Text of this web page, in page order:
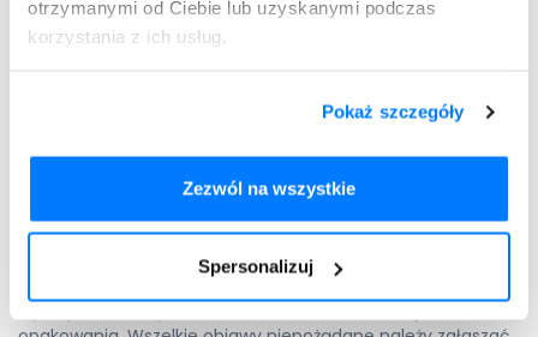
otrzymanymi od Ciebie lub uzyskanymi podczas
korzystania z ich usług.
Pokaż szczegóły
Zezwól na wszystkie
Spersonalizuj
ostra niewydolność oddechowa;
nieprawidłowe wyniki badań czynności wątroby;
nagłe wystąpienie świszczącego oddechu;
mała liczba pewnego rodzaju krwinek białych i płytek
i inne.